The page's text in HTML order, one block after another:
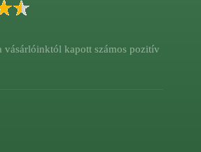
vásárlóinktól kapott számos pozitív